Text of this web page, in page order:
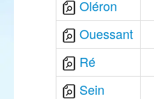
Oléron
Ouessant
Ré
Sein